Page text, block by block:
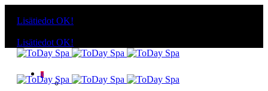
Lisätiedot OK!
Lisätiedot OK!
0